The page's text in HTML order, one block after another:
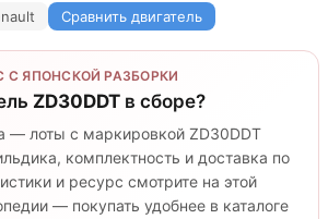
Сравнить двигатель
С ЯПОНСКОЙ РАЗБОРКИ
ZD30DDT в сборе?
— лоты с маркировкой ZD30DDT
комплектность и доставка по
и ресурс смотрите на этой
— покупать удобнее в каталоге